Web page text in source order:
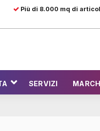
Più di 8.000 mq di
SERVIZI